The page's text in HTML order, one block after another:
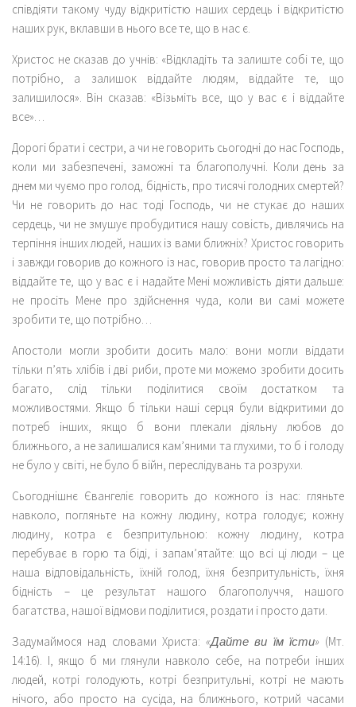
співдіяти такому чуду відкритістю наших сердець і відкритістю
наших рук, вклавши в нього все те, що в нас є.
Христос не сказав до учнів: «Відкладіть та залиште собі те, що
потрібно, а залишок віддайте людям, віддайте те, що
залишилося». Він сказав: «Візьміть все, що у вас є і віддайте
все»…
Дорогі брати і сестри, а чи не говорить сьогодні до нас Господь,
коли ми забезпечені, заможні та благополучні. Коли день за
днем ми чуємо про голод, бідність, про тисячі голодних смертей?
Чи не говорить до нас тоді Господь, чи не стукає до наших
сердець, чи не змушує пробудитися нашу совість, дивлячись на
терпіння інших людей, наших із вами ближніх? Христос говорить
і завжди говорив до кожного із нас, говорив просто та лагідно:
віддайте те, що у вас є і надайте Мені можливість діяти дальше:
не просіть Мене про здійснення чуда, коли ви самі можете
зробити те, що потрібно…
Апостоли могли зробити досить мало: вони могли віддати
тільки п’ять хлібів і дві риби, проте ми можемо зробити досить
багато, слід тільки поділитися своїм достатком та
можливостями. Якщо б тільки наші серця були відкритими до
потреб інших, якщо б вони плекали діяльну любов до
ближнього, а не залишалися кам’яними та глухими, то б і голоду
не було у світі, не було б війн, переслідувань та розрухи.
Сьогоднішнє Євангеліє говорить до кожного із нас: гляньте
навколо, погляньте на кожну людину, котра голодує; кожну
людину, котра є безпритульною: кожну людину, котра
перебуває в горю та біді, і запам’ятайте: що всі ці люди – це
наша відповідальність, їхній голод, їхня безпритульність, їхня
бідність – це результат нашого благополуччя, нашого
багатства, нашої відмови поділитися, роздати і просто дати.
Задумаймося над словами Христа: «Дайте ви їм їсти» (Мт.
14:16). І, якщо б ми глянули навколо себе, на потреби інших
людей, котрі голодують, котрі безпритульні, котрі не мають
нічого, або просто на сусіда, на ближнього, котрий часами